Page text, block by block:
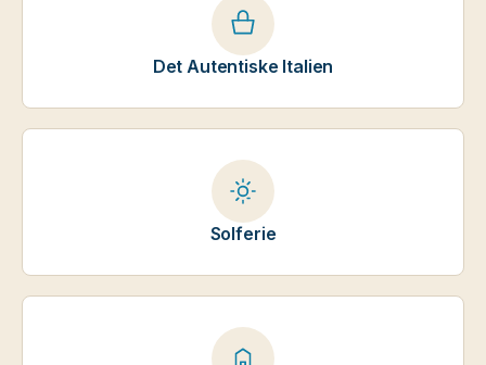
Det Autentiske Italien
Solferie